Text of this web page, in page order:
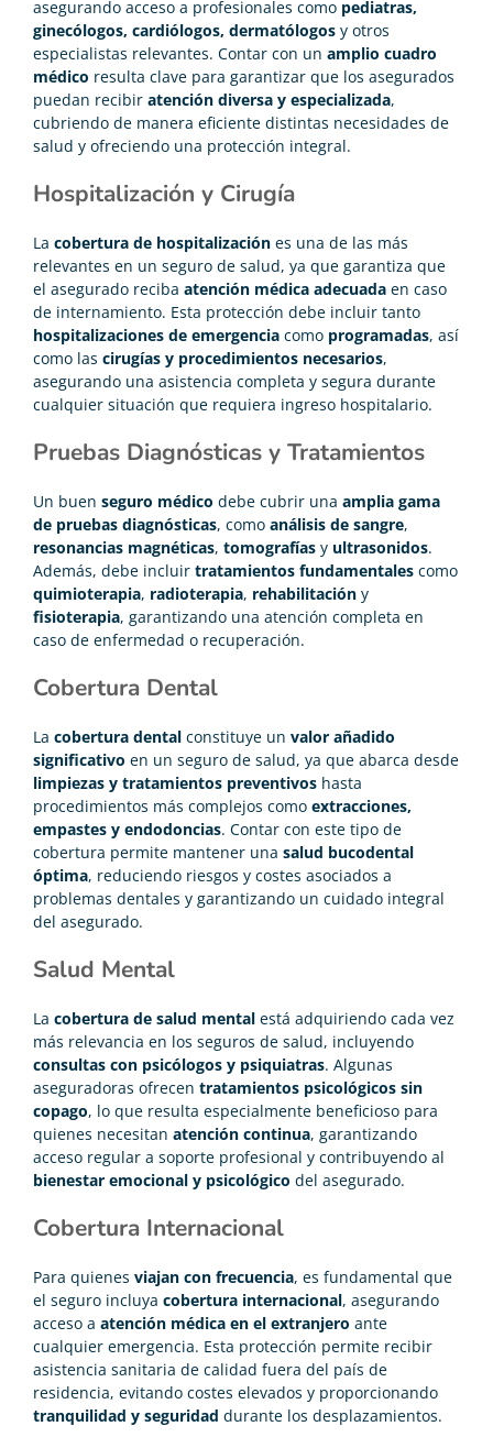
asegurando acceso a profesionales como pediatras,
ginecólogos, cardiólogos, dermatólogos y otros
especialistas relevantes. Contar con un amplio cuadro
médico resulta clave para garantizar que los asegurados
puedan recibir atención diversa y especializada,
cubriendo de manera eficiente distintas necesidades de
salud y ofreciendo una protección integral.
Hospitalización y Cirugía
La cobertura de hospitalización es una de las más
relevantes en un seguro de salud, ya que garantiza que
el asegurado reciba atención médica adecuada en caso
de internamiento. Esta protección debe incluir tanto
hospitalizaciones de emergencia como programadas, así
como las cirugías y procedimientos necesarios,
asegurando una asistencia completa y segura durante
cualquier situación que requiera ingreso hospitalario.
Pruebas Diagnósticas y Tratamientos
Un buen seguro médico debe cubrir una amplia gama
de pruebas diagnósticas, como análisis de sangre,
resonancias magnéticas, tomografías y ultrasonidos.
Además, debe incluir tratamientos fundamentales como
quimioterapia, radioterapia, rehabilitación y
fisioterapia, garantizando una atención completa en
caso de enfermedad o recuperación.
Cobertura Dental
La cobertura dental constituye un valor añadido
significativo en un seguro de salud, ya que abarca desde
limpiezas y tratamientos preventivos hasta
procedimientos más complejos como extracciones,
empastes y endodoncias. Contar con este tipo de
cobertura permite mantener una salud bucodental
óptima, reduciendo riesgos y costes asociados a
problemas dentales y garantizando un cuidado integral
del asegurado.
Salud Mental
La cobertura de salud mental está adquiriendo cada vez
más relevancia en los seguros de salud, incluyendo
consultas con psicólogos y psiquiatras. Algunas
aseguradoras ofrecen tratamientos psicológicos sin
copago, lo que resulta especialmente beneficioso para
quienes necesitan atención continua, garantizando
acceso regular a soporte profesional y contribuyendo al
bienestar emocional y psicológico del asegurado.
Cobertura Internacional
Para quienes viajan con frecuencia, es fundamental que
el seguro incluya cobertura internacional, asegurando
acceso a atención médica en el extranjero ante
cualquier emergencia. Esta protección permite recibir
asistencia sanitaria de calidad fuera del país de
residencia, evitando costes elevados y proporcionando
tranquilidad y seguridad durante los desplazamientos.